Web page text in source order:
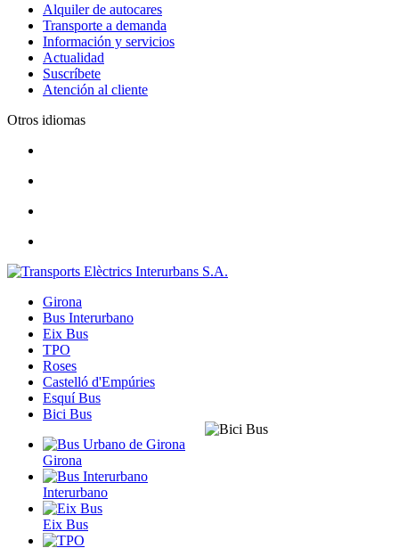
Alquiler de autocares
Transporte a demanda
Información y servicios
Actualidad
Suscríbete
Atención al cliente
Otros idiomas
Girona
Bus Interurbano
Eix Bus
TPO
Roses
Castelló d'Empúries
Esquí Bus
Bici Bus
Girona
Interurbano
Eix Bus